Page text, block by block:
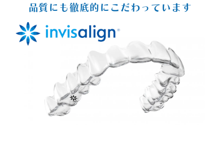
品質にも徹底的にこだわっています